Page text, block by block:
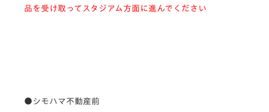
品を受け取ってスタジアム方面に進んでください
●シモハマ不動産前